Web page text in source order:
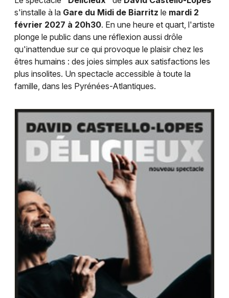
Artistes en tournée
Actus à Bayonne
Magazine à Bayonne
64 - Pyrénées-Atlantiques
Choisir mes départements
Mon email
Je m'abonne
s'installe à la Gare du Midi de Biarritz le mardi 2
février 2027 à 20h30. En une heure et quart, l'artiste
plonge le public dans une réflexion aussi drôle
qu'inattendue sur ce qui provoque le plaisir chez les
êtres humains : des joies simples aux satisfactions les
plus insolites. Un spectacle accessible à toute la
famille, dans les Pyrénées-Atlantiques.